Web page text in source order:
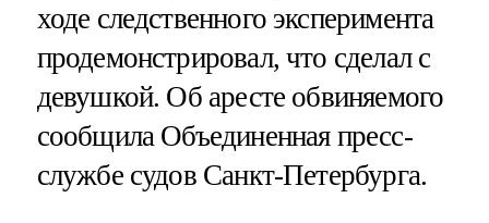
ходе следственного эксперимента
продемонстрировал, что сделал с
девушкой. Об аресте обвиняемого
сообщила Объединенная пресс-
службе судов Санкт-Петербурга.